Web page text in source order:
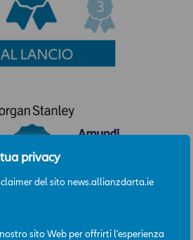
privacy
del sito news.allianzdarta.ie
sito Web per offrirti l'esperienza